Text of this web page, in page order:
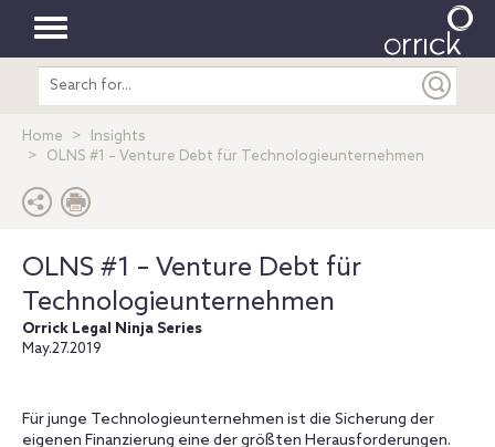
Toggle
navigation
Search
entire
Home
Insights
OLNS #1 – Venture Debt für Technologieunternehmen
OLNS #1 – Venture Debt für
Technologieunternehmen
Orrick Legal Ninja Series
May.27.2019
Für junge Technologieunternehmen ist die Sicherung der
eigenen Finanzierung eine der größten Herausforderungen.